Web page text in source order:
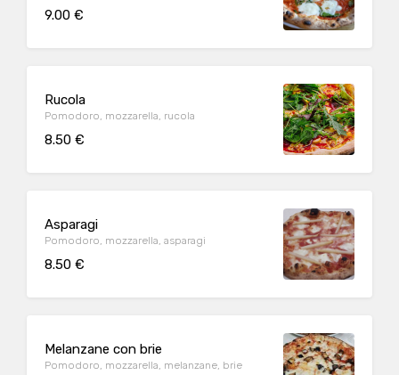
9.00 €
Rucola
Pomodoro, mozzarella, rucola
8.50 €
Asparagi
Pomodoro, mozzarella, asparagi
8.50 €
Melanzane con brie
Pomodoro, mozzarella, melanzane, brie